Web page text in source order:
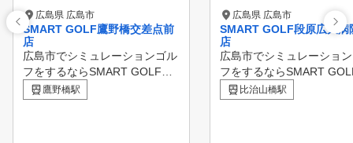
広島県 広島市
SMART GOLF鷹野橋交差点前
店
広島市でシミュレーションゴル
フをするならSMART GOLFへ
！ 鷹野橋交差点前点は2ルーム
の空間で集中してゴルフ練習を
鷹野橋駅
広島県 広島市
SMART GOLF段原広大病
店
広島市でシミュレーショ
フをするならSMART
！ 段原広大病院前店は2
の空間で集中してゴルフ
比治山橋駅